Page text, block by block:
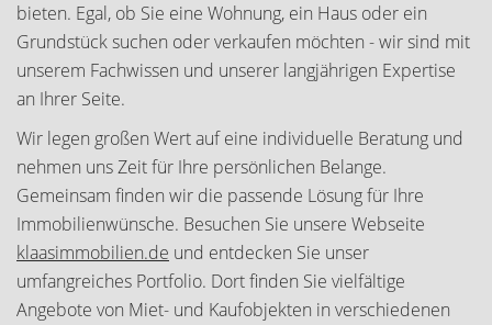
bieten. Egal, ob Sie eine Wohnung, ein Haus oder ein
Grundstück suchen oder verkaufen möchten - wir sind mit
unserem Fachwissen und unserer langjährigen Expertise
an Ihrer Seite.
Wir legen großen Wert auf eine individuelle Beratung und
nehmen uns Zeit für Ihre persönlichen Belange.
Gemeinsam finden wir die passende Lösung für Ihre
Immobilienwünsche. Besuchen Sie unsere Webseite
klaasimmobilien.de und entdecken Sie unser
umfangreiches Portfolio. Dort finden Sie vielfältige
Angebote von Miet- und Kaufobjekten in verschiedenen